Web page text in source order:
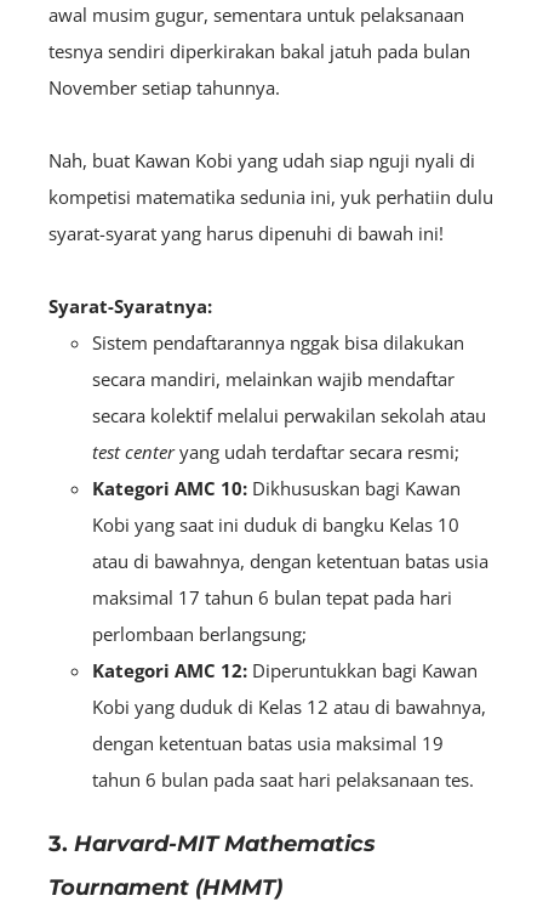
awal musim gugur, sementara untuk pelaksanaan
tesnya sendiri diperkirakan bakal jatuh pada bulan
November setiap tahunnya.
Nah, buat Kawan Kobi yang udah siap nguji nyali di
kompetisi matematika sedunia ini, yuk perhatiin dulu
syarat-syarat yang harus dipenuhi di bawah ini!
Syarat-Syaratnya:
Sistem pendaftarannya nggak bisa dilakukan
secara mandiri, melainkan wajib mendaftar
secara kolektif melalui perwakilan sekolah atau
test centeryang udah terdaftar secara resmi;
Kategori AMC 10: Dikhususkan bagi Kawan
Kobi yang saat ini duduk di bangku Kelas 10
atau di bawahnya, dengan ketentuan batas usia
maksimal 17 tahun 6 bulan tepat pada hari
perlombaan berlangsung;
Kategori AMC 12: Diperuntukkan bagi Kawan
Kobi yang duduk di Kelas 12 atau di bawahnya,
dengan ketentuan batas usia maksimal 19
tahun 6 bulan pada saat hari pelaksanaan tes.
3. Harvard-MIT Mathematics
Tournament (HMMT)